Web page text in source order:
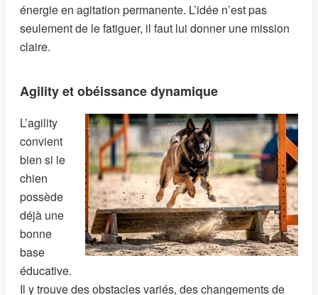
énergie en agitation permanente. L’idée n’est pas
seulement de le fatiguer, il faut lui donner une mission
claire.
Agility et obéissance dynamique
L’agility
convient
bien si le
chien
possède
déjà une
bonne
base
éducative.
Il y trouve des obstacles variés, des changements de